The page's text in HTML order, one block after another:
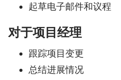
起草电子邮件和议程
对于项目经理
跟踪项目变更
总结进展情况